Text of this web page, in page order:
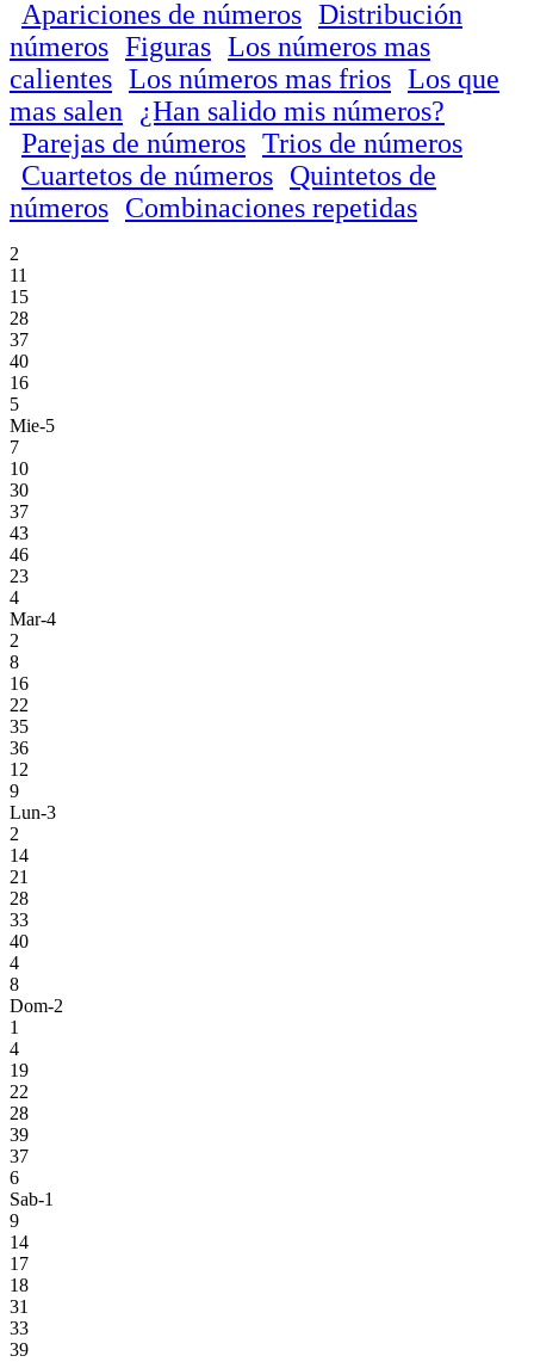
Apariciones de números Distribución
números Figuras Los números mas
calientes Los números mas frios Los que
mas salen
¿Han salido mis números?
Parejas de números Trios de números
Cuartetos de números Quintetos de
números Combinaciones repetidas
2
11
15
28
37
40
16
5
Mie-5
7
10
30
37
43
46
23
4
Mar-4
2
8
16
22
35
36
12
9
Lun-3
2
14
21
28
33
40
4
8
Dom-2
1
4
19
22
28
39
37
6
Sab-1
9
14
17
18
31
33
39